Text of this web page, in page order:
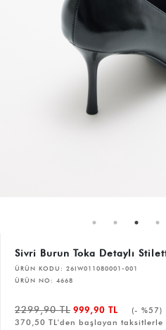
Sivri Burun Toka Detaylı
ÜRÜN KODU: 26IW011080001-001
ÜRÜN NO: 4668
2299,90 TL 999,90 TL
(- %57)
370,50 TL'den başlayan taksitlerle